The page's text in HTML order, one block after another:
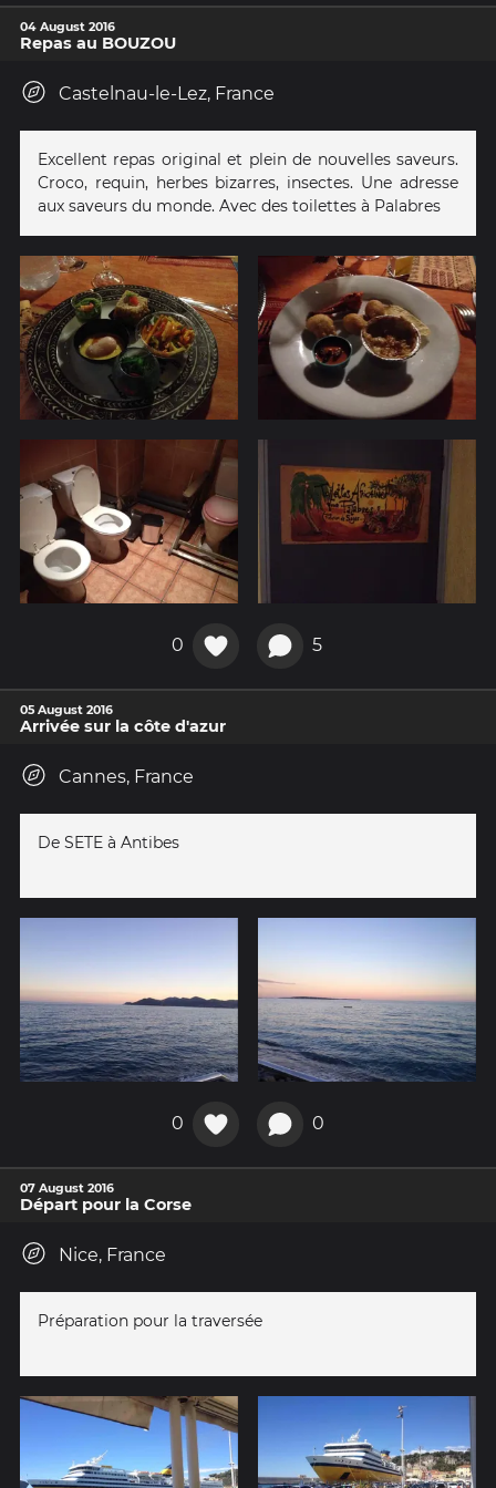
04 August 2016
Repas au BOUZOU
Castelnau-le-Lez, France
Excellent repas original et plein de nouvelles saveurs.
Croco, requin, herbes bizarres, insectes. Une adresse
aux saveurs du monde. Avec des toilettes à Palabres
0 5
05 August 2016
Arrivée sur la côte d'azur
Cannes, France
De SETE à Antibes
0 0
07 August 2016
Départ pour la Corse
Nice, France
Préparation pour la traversée